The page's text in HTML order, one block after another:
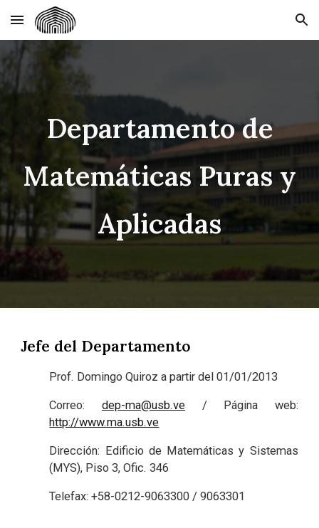
Skip to main content Skip to navigation
Departamento de
Matemáticas Puras y
Aplicadas
Jefe del Departamento
Prof. Domingo Quiroz a partir del 01/01/2013
Correo: dep-ma@usb.ve/ Página web:
http://www.ma.usb.ve
Dirección: Edificio de Matemáticas y Sistemas
(MYS), Piso 3, Ofic. 346
Telefax: +58-0212-9063300 / 9063301